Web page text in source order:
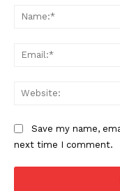
Save my name,
next time I comment.